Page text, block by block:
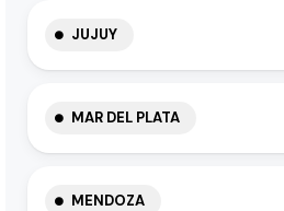
JUJUY
MAR DEL PLATA
MENDOZA